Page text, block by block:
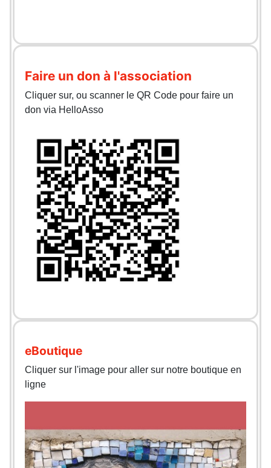
Faire un don à l'association
Cliquer sur, ou scanner le QR Code pour faire un
don via HelloAsso
eBoutique
Cliquer sur l'image pour aller sur notre boutique en
ligne